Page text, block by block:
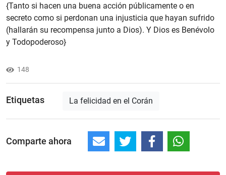
{Tanto si hacen una buena acción públicamente o en
secreto como si perdonan una injusticia que hayan sufrido
(hallarán su recompensa junto a Dios). Y Dios es Benévolo
y Todopoderoso}
148
Etiquetas La felicidad en el Corán
Comparte ahora